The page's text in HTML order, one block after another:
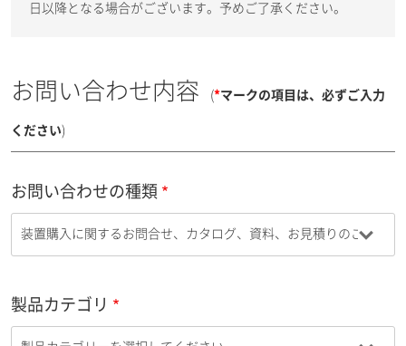
日以降となる場合がございます。予めご了承ください。
お問い合わせ内容 (*マークの項目は、必ずご入力
ください)
お問い合わせの種類
製品カテゴリ